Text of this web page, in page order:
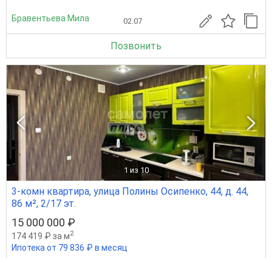
Бравентьева Мила 02.07
Позвонить
1 из 10
3-комн квартира, улица Полины Осипенко, 44, д. 44,
86 м², 2/17 эт.
15 000 000 ₽
174 419 ₽ за м2
Ипотека от 79 836 ₽ в месяц